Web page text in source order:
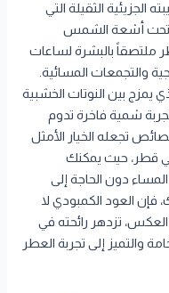
الجزيئية الثقيلة التي
تحت أشعة الشمس
ملتصقاً بالبشرة لساعات
والتجمعات المسائية.
يمزج بين النوتات الخشبية
شمية فاخرة تدوم
تجعله الخيار الأمثل
قطر، حيث يمكنك
المساء دون الحاجة إلى
فإن العود الكمبودي لا
العكس، تزدهر رائحته في
والتميز إلى تجربة العطر